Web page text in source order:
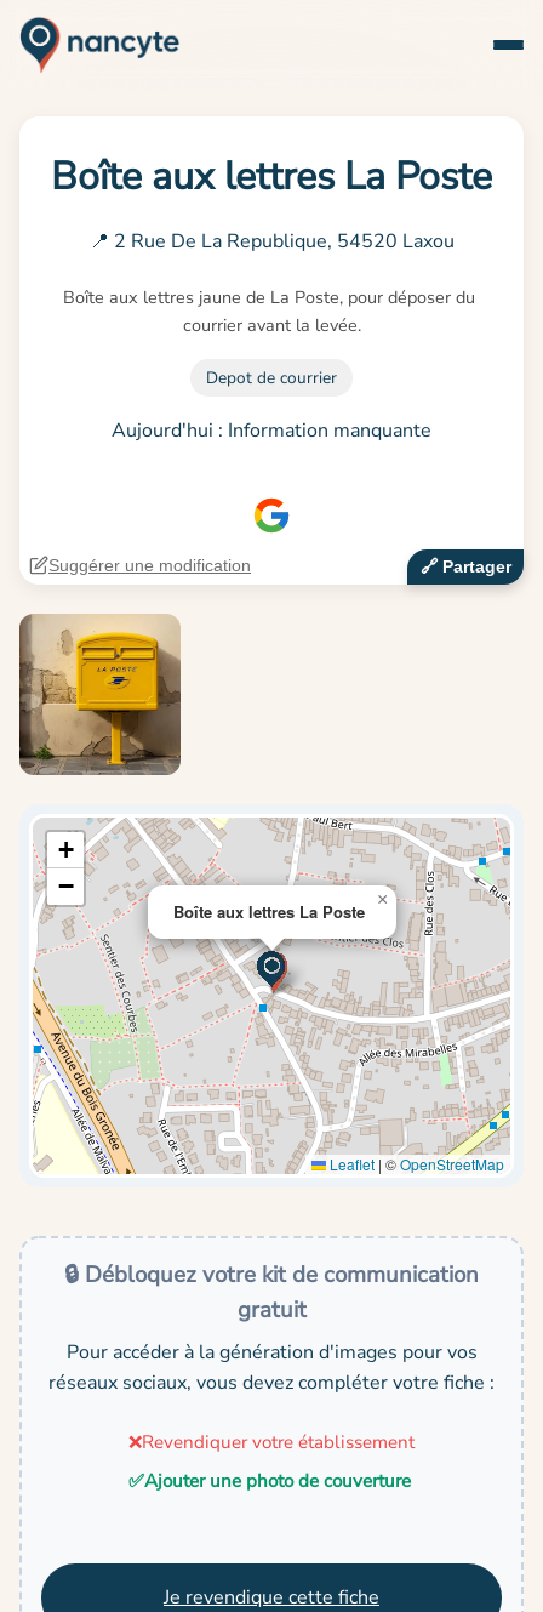
Boîte aux lettres La Poste
📍 2 Rue De La Republique, 54520 Laxou
Boîte aux lettres jaune de La Poste, pour déposer du
courrier avant la levée.
Depot de courrier
Aujourd'hui : Information manquante
🔗‍️ Partager
Suggérer une modification
Boîte aux lettres La Poste
×
+
−
Leaflet | ©OpenStreetMap
🔒 Débloquez votre kit de communication
gratuit
Pour accéder à la génération d'images pour vos
réseaux sociaux, vous devez compléter votre fiche :
❌Revendiquer votre établissement
✅Ajouter une photo de couverture
Je revendique cette fiche